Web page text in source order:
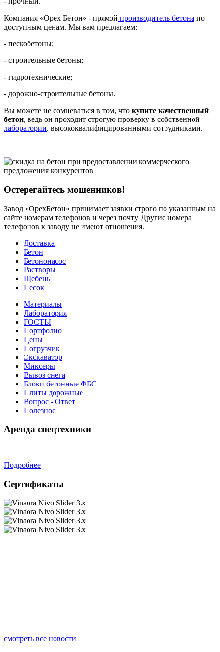
Компания «Орех Бетон» - прямой производитель бетона по
доступным ценам. Мы вам предлагаем:
- пескобетоны;
- строительные бетоны;
- гидротехнические;
- дорожно-строительные бетоны.
Вы можете не сомневаться в том, что купите качественный
бетон, ведь он проходит строгую проверку в собственной
лаборатории. высококвалифицированными сотрудниками.
Остерегайтесь мошенников!
Завод «ОрехБетон» принимает заявки строго по указанным на
сайте номерам телефонов и через почту. Другие номера
телефонов к заводу не имеют отношения.
Доставка
Бетон
Бетононасос
Растворы
Щебень
Песок
Материалы
Лаборатория
ГОСТЫ
Портфолио
Цены
Погрузчик
Экскаватор
Миксеры
Вывоз снега
Блоки бетонные ФБС
Плиты дорожные
Вопрос - Ответ
Полезное
Аренда спецтехники
Подробнее
Сертификаты
смотреть все новости